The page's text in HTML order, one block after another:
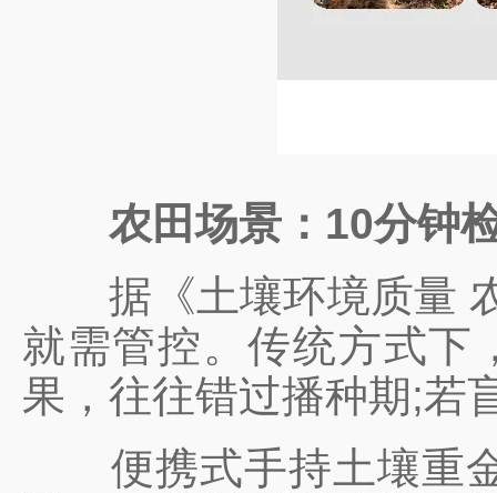
农田场景：10分钟检
据《土壤环境质量 农
就需管控。传统方式下
果，往往错过播种期;若
便携式手持土壤重金